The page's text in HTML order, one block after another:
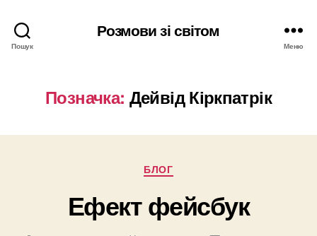
Пошук
Розмови зі світом
Меню
Позначка: Дейвід Кіркпатрік
Категорії
БЛОГ
Ефект фейсбук